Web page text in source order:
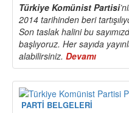
Türkiye Komünist Partisi
2014 tarihinden beri
Son taslak halini bu
başlıyoruz. Her sayıda
alabilirsiniz. Devamı
Türkiye
Partisi
PARTİ BELGELERİ